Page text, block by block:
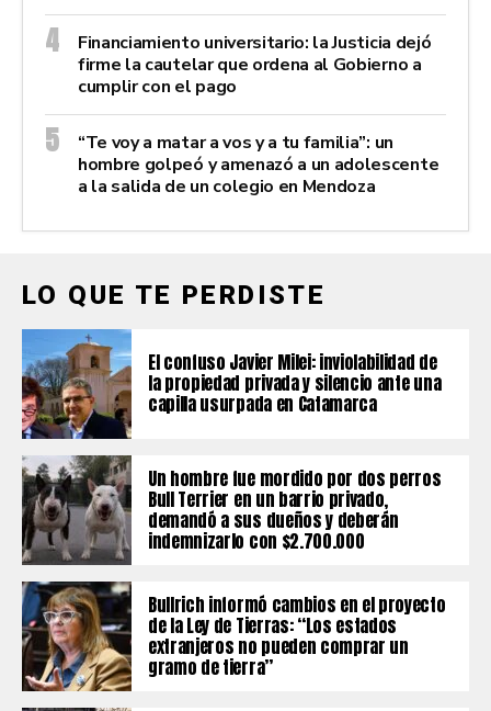
Financiamiento universitario: la Justicia dejó
firme la cautelar que ordena al Gobierno a
cumplir con el pago
“Te voy a matar a vos y a tu familia”: un
hombre golpeó y amenazó a un adolescente
a la salida de un colegio en Mendoza
LO QUE TE PERDISTE
El confuso Javier Milei: inviolabilidad de
la propiedad privada y silencio ante una
capilla usurpada en Catamarca
Un hombre fue mordido por dos perros
Bull Terrier en un barrio privado,
demandó a sus dueños y deberán
indemnizarlo con $2.700.000
Bullrich informó cambios en el proyecto
de la Ley de Tierras: “Los estados
extranjeros no pueden comprar un
gramo de tierra”